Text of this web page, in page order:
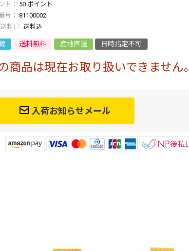
50 ポイント
号
81100002
送料込
送料無料 産地直送 日時指定不可
商品は現在お取り扱いできません。
入荷お知らせメール